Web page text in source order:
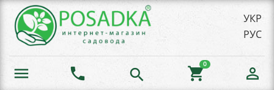
УКР
РУС
menu phone search shopping_cart
0
person_outline